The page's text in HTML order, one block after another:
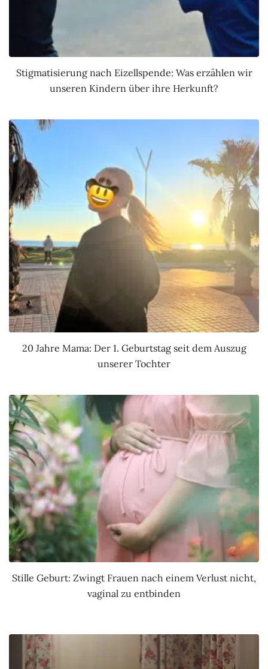
Stigmatisierung nach Eizellspende: Was erzählen wir
unseren Kindern über ihre Herkunft?
20 Jahre Mama: Der 1. Geburtstag seit dem Auszug
unserer Tochter
Stille Geburt: Zwingt Frauen nach einem Verlust nicht,
vaginal zu entbinden